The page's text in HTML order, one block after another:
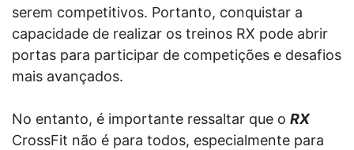
serem competitivos. Portanto, conquistar a
capacidade de realizar os treinos RX pode abrir
portas para participar de competições e desafios
mais avançados.
No entanto, é importante ressaltar que o RX
CrossFit não é para todos, especialmente para